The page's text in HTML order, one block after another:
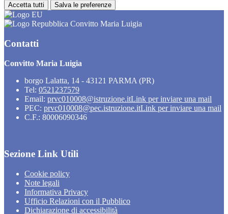
Accetta tutti Salva le preferenze
Convitto Maria Luigia
Contatti
Convitto Maria Luigia
borgo Lalatta, 14 - 43121 PARMA (PR)
Tel: 0521237579
Email: prvc010008@istruzione.itLink per inviare una mail
PEC: prvc010008@pec.istruzione.itLink per inviare una mail
C.F.: 80006090346
Sezione Link Utili
Cookie policy
Note legali
Informativa Privacy
Ufficio Relazioni con il Pubblico
Dichiarazione di accessibilità